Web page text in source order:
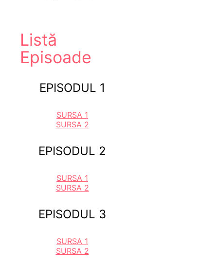
Listă
Episoade
EPISODUL 1
SURSA 1
SURSA 2
EPISODUL 2
SURSA 1
SURSA 2
EPISODUL 3
SURSA 1
SURSA 2